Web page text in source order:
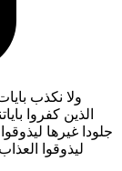
ولا نكذب
الذين كفروا
جلودا غيرها
ليذوقوا